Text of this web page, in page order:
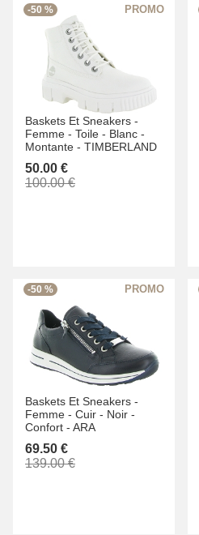
-50 %
Baskets Et Sneakers -
Femme - Toile - Blanc -
Montante - TIMBERLAND
50.00 €
100.00 €
-50 %
Baskets Et Sneakers -
Femme - Cuir - Noir -
Confort - ARA
69.50 €
139.00 €